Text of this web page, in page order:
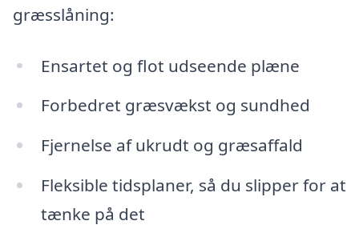
græsslåning:
Ensartet og flot udseende plæne
Forbedret græsvækst og sundhed
Fjernelse af ukrudt og græsaffald
Fleksible tidsplaner, så du slipper for at
tænke på det